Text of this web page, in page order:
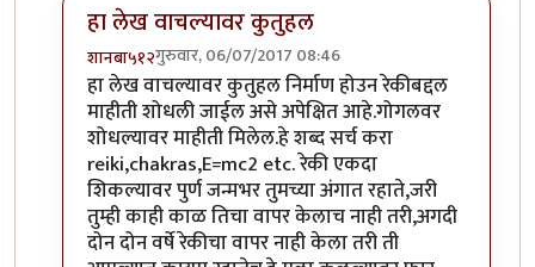
हा लेख वाचल्यावर कुतुहल
शानबा५१२गुरुवार, 06/07/2017 08:46
In reply toरेकी म्हणजे??? पूर्ण आणि सविस्तर सांगाल का??
हा लेख वाचल्यावर कुतुहल निर्माण होउन रेकीबद्दल
माहीती शोधली जाईल असे अपेक्षित आहे.गोगलवर
शोधल्यावर माहीती मिलेल.हे शब्द सर्च करा
reiki,chakras,E=mc2 etc. रेकी एकदा
शिकल्यावर पुर्ण जन्मभर तुमच्या अंगात रहाते,जरी
तुम्ही काही काळ तिचा वापर केलाच नाही तरी,अगदी
दोन दोन वर्षे रेकीचा वापर नाही केला तरी ती